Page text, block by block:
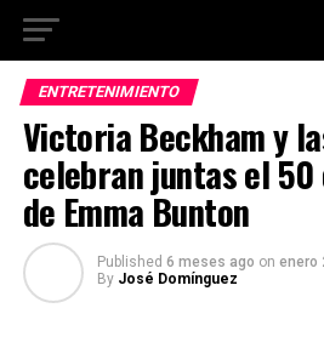
ENTRETENIMIENTO
Victoria Beckham y
celebran juntas el 50
de Emma Bunton
Published 6 meses ago on enero
By José Domínguez